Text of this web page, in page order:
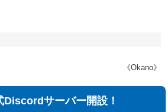
《Okano》
Discordサーバー開設！